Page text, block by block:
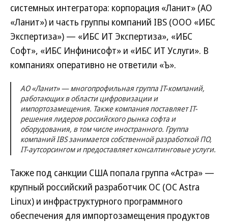
системных интегратора: корпорация «Ланит» (АО
«Ланит») и часть группы компаний IBS (ООО «ИБС
Экспертиза») — «ИБС ИТ Экспертиза», «ИБС
Софт», «ИБС Инфинисофт» и «ИБС ИТ Услуги». В
компаниях оперативно не ответили «Ъ».
АО «Ланит» — многопрофильная группа IT-компаний,
работающих в области цифровизации и
импортозамещения. Также компания поставляет IT-
решения лидеров российского рынка софта и
оборудования, в том числе иностранного. Группа
компаний IBS занимается собственной разработкой ПО,
IT-аутсорсингом и предоставляет консалтинговые услуги.
Также под санкции США попала группа «Астра» —
крупный российский разработчик ОС (ОС Astra
Linux) и инфраструктурного программного
обеспечения для импортозамещения продуктов